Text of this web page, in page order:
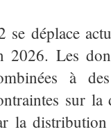
se déplace
2026. Les
à
sur la
la distribution